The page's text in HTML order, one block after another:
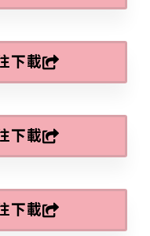
下載
下載
下載